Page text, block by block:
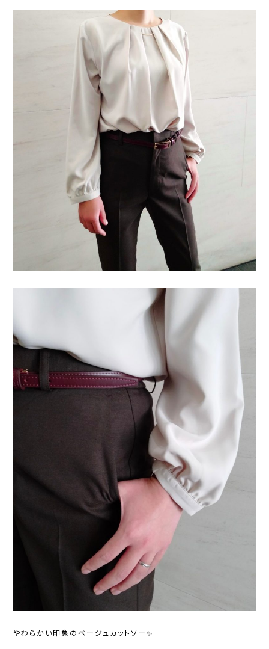
やわらかい印象のベージュカットソー✨